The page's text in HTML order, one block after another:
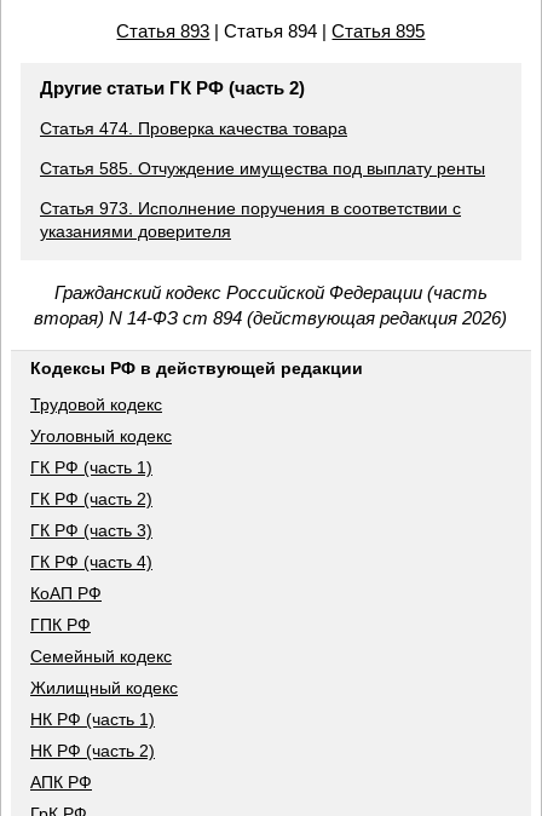
Статья 893 | Статья 894 |Статья 895
Другие статьи ГК РФ (часть 2)
Статья 474. Проверка качества товара
Статья 585. Отчуждение имущества под выплату ренты
Статья 973. Исполнение поручения в соответствии с
указаниями доверителя
Гражданский кодекс Российской Федерации (часть
вторая) N 14-ФЗ ст 894 (действующая редакция 2026)
Кодексы РФ в действующей редакции
Трудовой кодекс
Уголовный кодекс
ГК РФ (часть 1)
ГК РФ (часть 2)
ГК РФ (часть 3)
ГК РФ (часть 4)
КоАП РФ
ГПК РФ
Семейный кодекс
Жилищный кодекс
НК РФ (часть 1)
НК РФ (часть 2)
АПК РФ